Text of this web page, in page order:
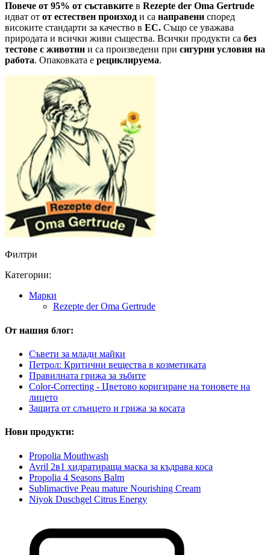
Повече от 95% от съставките в Rezepte der Oma Gertrude
идват от от естествен произход и са направени според
високите стандарти за качество в ЕС. Също се уважава
природата и всички живи същества. Всички продукти са без
тестове с животни и са произведени при сигурни условия на
работа. Опаковката е рециклируема.
Филтри
Категории:
Марки
Rezepte der Oma Gertrude
От нашия блог:
Съвети за млади майки
Петрол: Критични вещества в козметиката
Правилната грижа за зъбите
Color-Correcting - Цветово коригиране на тоновете на
лицето
Защита от слънцето и грижа за косата
Нови продукти:
Propolia Mouthwash
Avril 2в1 хидратираща маска за къдрава коса
Propolia 4 Seasons Balm
Sublimactive Peau mature Nourishing Cream
Niyok Duschgel Citrus Energy